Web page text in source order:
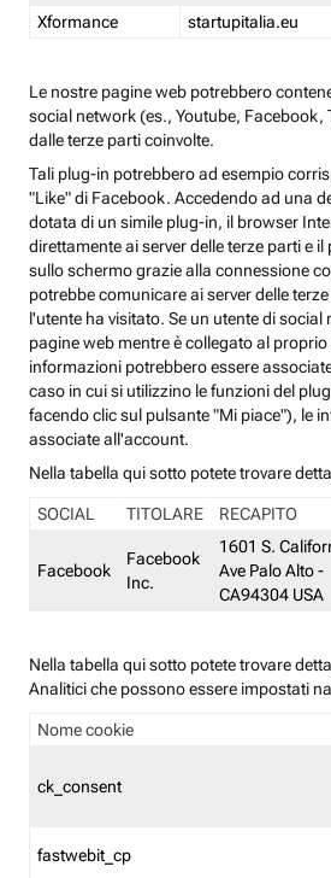
Xformance
startupitalia.eu
Le nostre pagine web potrebbero
social network (es., Youtube, Facebook,
dalle terze parti coinvolte.
Tali plug-in potrebbero ad esempio
"Like" di Facebook. Accedendo ad una
dotata di un simile plug-in, il browser
direttamente ai server delle terze parti e
sullo schermo grazie alla connessione
potrebbe comunicare ai server delle
l'utente ha visitato. Se un utente di social
pagine web mentre è collegato al
informazioni potrebbero essere
caso in cui si utilizzino le funzioni del
facendo clic sul pulsante "Mi piace"), le
associate all'account.
Nella tabella qui sotto potete trovare
SOCIAL TITOLARE RECAPITO
Facebook
Facebook
Inc.
1601 S.
Ave Palo Alto -
CA94304 USA
Nella tabella qui sotto potete trovare
Analitici che possono essere impostati
Nome cookie
ck_consent
fastwebit_cp